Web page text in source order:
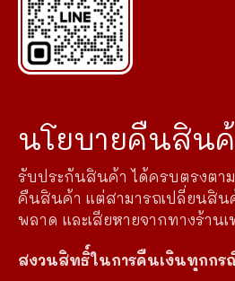
นโยบายคืนสิน
รับประกันสินค้า ได้ครบตรงตา
คืนสินค้า แต่สามารถเปลี่ยนสิน
พลาด และเสียหายจากทางร้าน
สงวนสิทธิ์ในการคืนเงินทุกกร